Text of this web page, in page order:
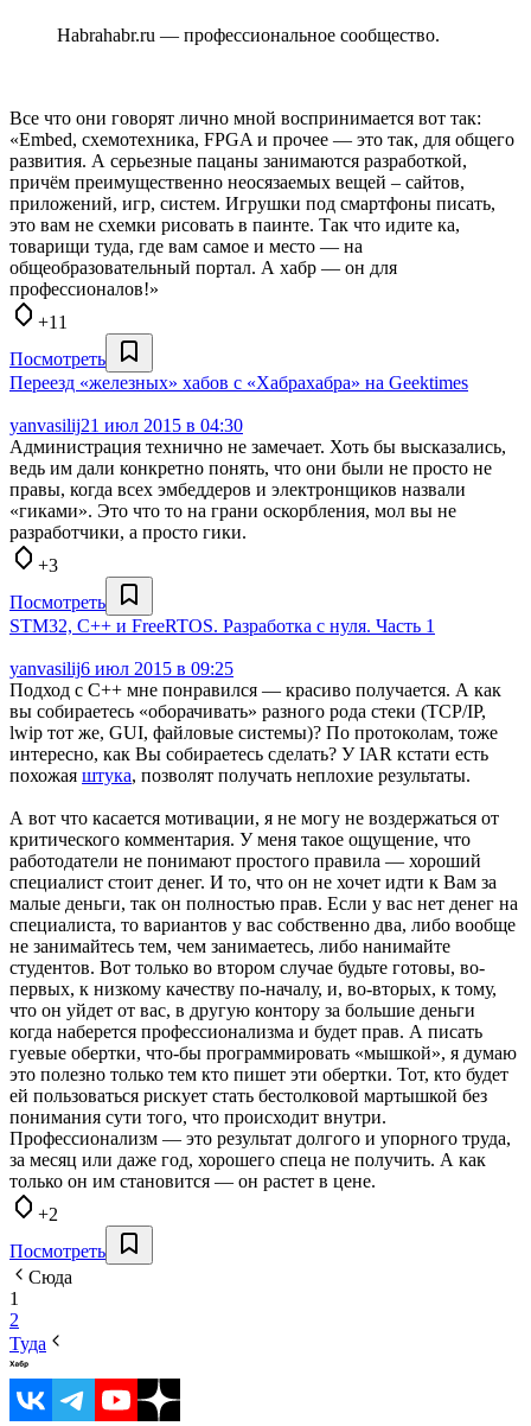
Habrahabr.ru — профессиональное сообщество.
Все что они говорят лично мной воспринимается вот так:
«Embed, схемотехника, FPGA и прочее — это так, для общего
развития. А серьезные пацаны занимаются разработкой,
причём преимущественно неосязаемых вещей – сайтов,
приложений, игр, систем. Игрушки под смартфоны писать,
это вам не схемки рисовать в паинте. Так что идите ка,
товарищи туда, где вам самое и место — на
общеобразовательный портал. А хабр — он для
профессионалов!»
+11
Посмотреть
Переезд «железных» хабов с «Хабрахабра» на Geektimes
yanvasilij21 июл 2015 в 04:30
Администрация технично не замечает. Хоть бы высказались,
ведь им дали конкретно понять, что они были не просто не
правы, когда всех эмбеддеров и электронщиков назвали
«гиками». Это что то на грани оскорбления, мол вы не
разработчики, а просто гики.
+3
Посмотреть
STM32, C++ и FreeRTOS. Разработка с нуля. Часть 1
yanvasilij6 июл 2015 в 09:25
Подход с C++ мне понравился — красиво получается. А как
вы собираетесь «оборачивать» разного рода стеки (TCP/IP,
lwip тот же, GUI, файловые системы)? По протоколам, тоже
интересно, как Вы собираетесь сделать? У IAR кстати есть
похожая штука, позволят получать неплохие результаты.
А вот что касается мотивации, я не могу не воздержаться от
критического комментария. У меня такое ощущение, что
работодатели не понимают простого правила — хороший
специалист стоит денег. И то, что он не хочет идти к Вам за
малые деньги, так он полностью прав. Если у вас нет денег на
специалиста, то вариантов у вас собственно два, либо вообще
не занимайтесь тем, чем занимаетесь, либо нанимайте
студентов. Вот только во втором случае будьте готовы, во-
первых, к низкому качеству по-началу, и, во-вторых, к тому,
что он уйдет от вас, в другую контору за большие деньги
когда наберется профессионализма и будет прав. А писать
гуевые обертки, что-бы программировать «мышкой», я думаю
это полезно только тем кто пишет эти обертки. Тот, кто будет
ей пользоваться рискует стать бестолковой мартышкой без
понимания сути того, что происходит внутри.
Профессионализм — это результат долгого и упорного труда,
за месяц или даже год, хорошего спеца не получить. А как
только он им становится — он растет в цене.
+2
Посмотреть
Сюда
1
2
Туда